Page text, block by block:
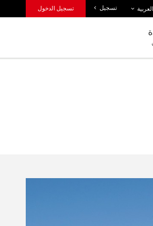
قائمة اللغات
العربية تسجيل تسجيل الدخول